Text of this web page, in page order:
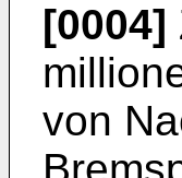
[0004]
von